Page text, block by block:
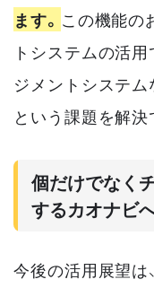
ます。 この機能の
トシステムの活
ジメントシステム
という課題を解決
個だけでなく
するカオナビ
今後の活用展望は